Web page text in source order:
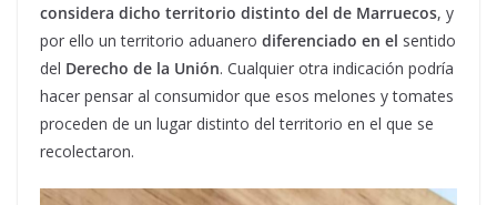
considera dicho territorio distinto del de Marruecos, y
por ello un territorio aduanero diferenciado en el sentido
del Derecho de la Unión. Cualquier otra indicación podría
hacer pensar al consumidor que esos melones y tomates
proceden de un lugar distinto del territorio en el que se
recolectaron.